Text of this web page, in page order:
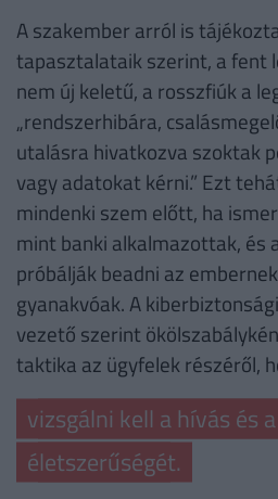
A szakember arról is
tapasztalataik szerint, a fent
nem új keletű, a rosszfiúk a
„rendszerhibára,
utalásra hivatkozva szoktak
vagy adatokat kérni.” Ezt
mindenki szem előtt, ha
mint banki alkalmazottak, és
próbálják beadni az
gyanakvóak. A
vezető szerint
taktika az ügyfelek részéről,
vizsgálni kell a hívás és
életszerűségét.